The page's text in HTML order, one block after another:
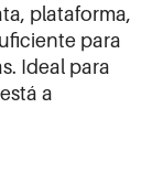
plataforma,
para
Ideal para
a